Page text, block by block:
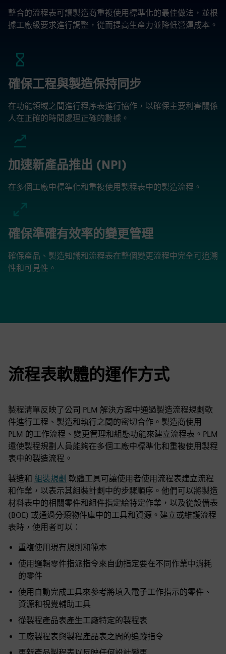
整合的流程表可讓製造商重複使用標準化的最佳做法，並根
據工廠級要求進行調整，從而提高生產力並降低營運成本。
確保工程與製造保持同步
在功能領域之間進行程序表進行協作，以確保主要利害關係
人在正確的時間處理正確的數據。
加速新產品推出 (NPI)
在多個工廠中標準化和重複使用製程表中的製造流程。
確保準確有效率的變更管理
確保產品、製造知識和流程表在整個變更流程中完全可追溯
性和可見性。
流程表軟體的運作方式
製程清單反映了公司 PLM 解決方案中通過製造流程規劃軟
件進行工程、製造和執行之間的密切合作。製造商使用
PLM 的工作流程、變更管理和組態功能來建立流程表。PLM
還使製程規劃人員能夠在多個工廠中標準化和重複使用製程
表中的製造流程。
製造和 組裝規劃 軟體工具可讓使用者使用流程表建立流程
和作業，以表示其組裝計劃中的步驟順序。他們可以將製造
材料表中的相關零件和組件指定給特定作業，以及從設備表
(BOE) 或通過分類物件庫中的工具和資源。建立或維護流程
表時，使用者可以：
重複使用現有規則和範本
使用邏輯零件指派指令來自動指定要在不同作業中消耗
的零件
使用自動完成工具來參考將填入電子工作指示的零件、
資源和視覺輔助工具
從製程產品表產生工廠特定的製程表
工廠製程表與製程產品表之間的追蹤指令